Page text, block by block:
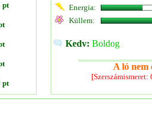
pt
pt
Energia:
Küllem:
Kedv: Boldog
A ló nem